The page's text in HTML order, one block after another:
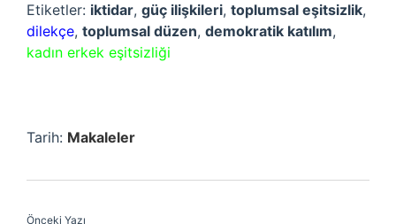
Etiketler: iktidar, güç ilişkileri, toplumsal eşitsizlik,
dilekçe, toplumsal düzen, demokratik katılım,
kadın erkek eşitsizliği
Tarih: Makaleler
Önceki Yazı